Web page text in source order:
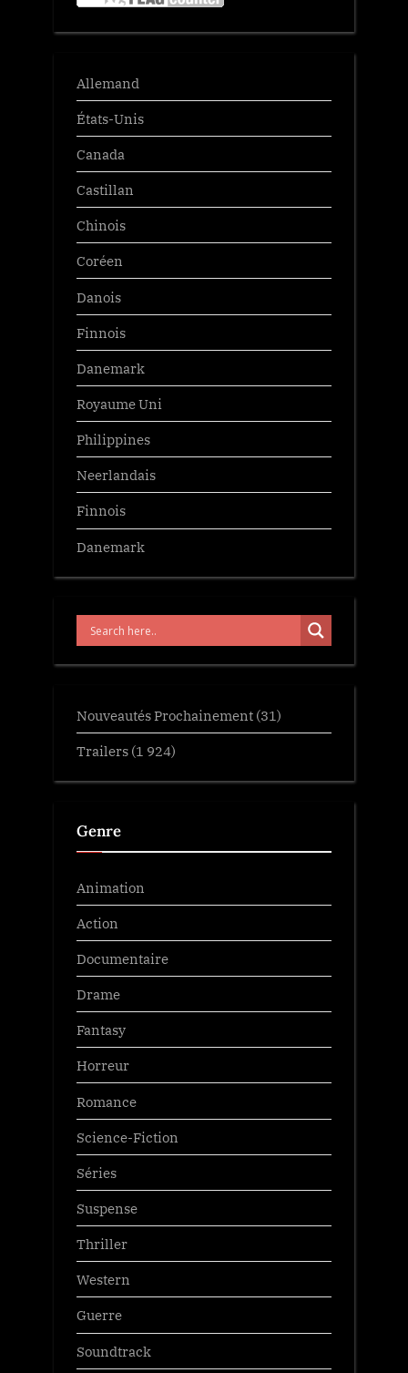
Allemand
États-Unis
Canada
Castillan
Chinois
Coréen
Danois
Finnois
Danemark
Royaume Uni
Philippines
Neerlandais
Finnois
Danemark
Nouveautés Prochainement (31)
Trailers (1 924)
Genre
Animation
Action
Documentaire
Drame
Fantasy
Horreur
Romance
Science-Fiction
Séries
Suspense
Thriller
Western
Guerre
Soundtrack